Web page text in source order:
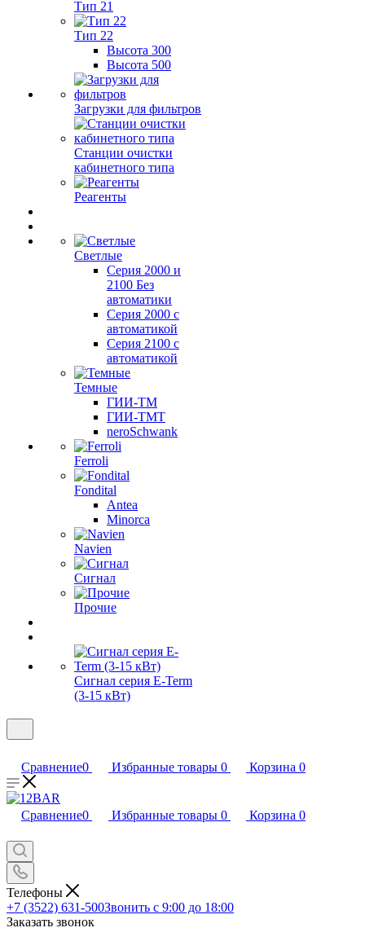
Тип 21
Тип 22
Высота 300
Высота 500
Загрузки для фильтров
Станции очистки
кабинетного типа
Реагенты
Светлые
Серия 2000 и
2100 Без
автоматики
Серия 2000 с
автоматикой
Серия 2100 с
автоматикой
Темные
ГИИ-ТМ
ГИИ-ТМТ
neroSchwank
Ferroli
Fondital
Antea
Minorca
Navien
Сигнал
Прочие
Сигнал серия E-Term
(3-15 кВт)
Сравнение0 Избранные товары 0 Корзина 0
Сравнение0 Избранные товары 0 Корзина 0
Телефоны
+7 (3522) 631-500Звонить с 9:00 до 18:00
Заказать звонок